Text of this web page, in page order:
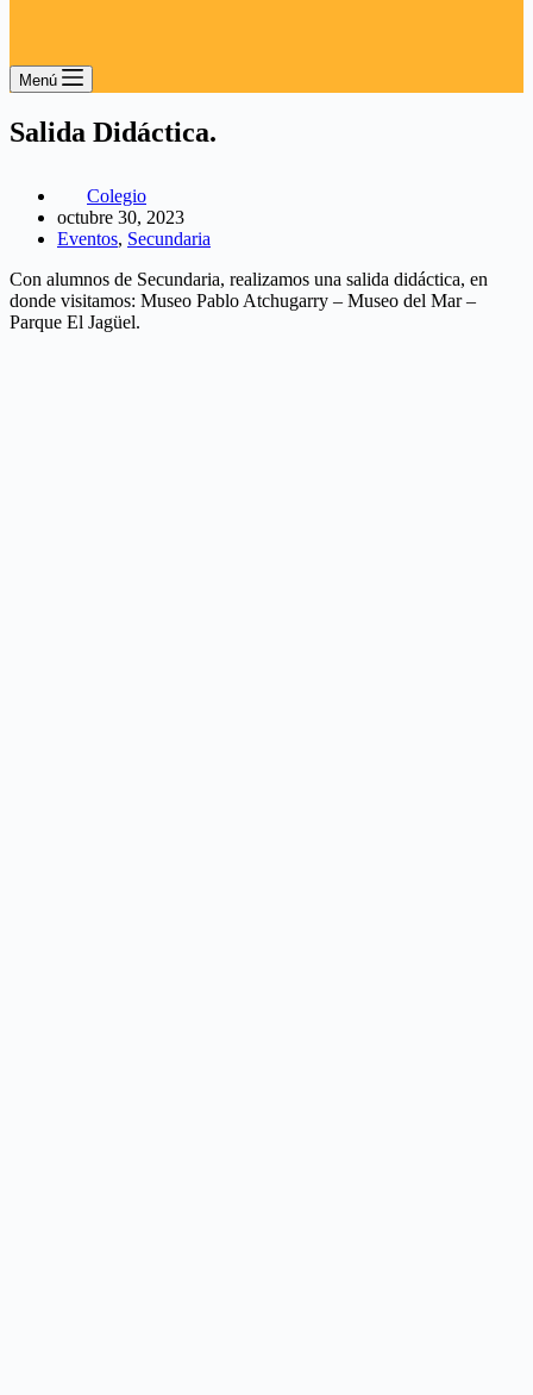
Menú
Salida Didáctica.
Colegio
octubre 30, 2023
Eventos, Secundaria
Con alumnos de Secundaria, realizamos una salida didáctica, en
donde visitamos: Museo Pablo Atchugarry – Museo del Mar –
Parque El Jagüel.